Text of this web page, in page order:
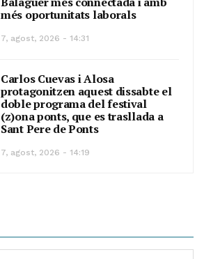
més oportunitats laborals
7, agost, 2026 - 14:31
Carlos Cuevas i Alosa
protagonitzen aquest dissabte el
doble programa del festival
(z)ona ponts, que es trasllada a
Sant Pere de Ponts
7, agost, 2026 - 14:19